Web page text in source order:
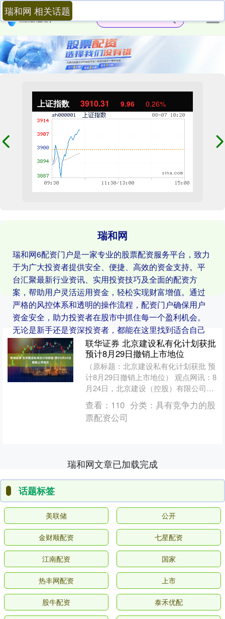
上证指数 3910.31 9.96 0.26%
瑞和网
瑞和网6配资门户是一家专业的股票配资服务平台，致力
于为广大投资者提供安全、便捷、高效的资金支持。平
台汇聚最新行业资讯、实用投资技巧及全面的配资方
案，帮助用户灵活运用资金，轻松实现财富增值。通过
严格的风控体系和透明的操作流程，配资门户确保用户
资金安全，助力投资者在股市中抓住每一个盈利机会。
无论是新手还是资深投资者，都能在这里找到适合自己
的配资服务。
瑞和网 相关话题
联华证券 北京建设私有化计划获批
预计8月29日撤销上市地位
（原标题：北京建设私有化计划获批 预
计8月29日撤销上市地位） 观点网讯：8
月24日，北京建设（控股）有限公司
（以下简称北京建设）发布联合公告，
宣布皓明控股有限....
查看： 110 分类： 具有竞争力的股
票配资公司
瑞和网文章已加载完成
话题标签
美联储 公开
金财顺配资 七星配资
江南配资 国家
热丰网配资 上市
股牛配资 泰禾优配